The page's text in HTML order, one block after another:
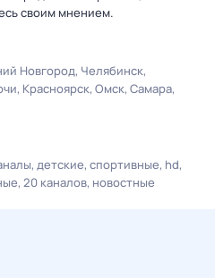
своим мнением.
Новгород Челябинск
Красноярск Омск Самара
детские спортивные hd
20 каналов новостные